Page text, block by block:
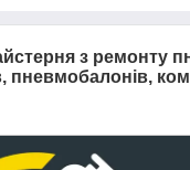
з ремонту
пневмобалонів,